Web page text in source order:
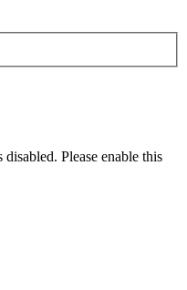
Please enable this